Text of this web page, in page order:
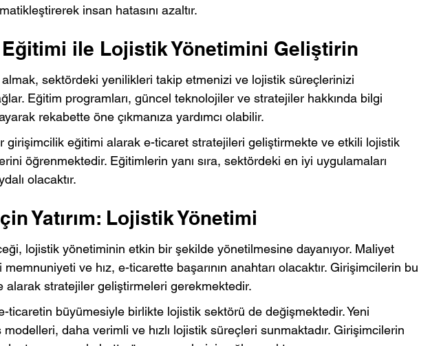
insan hatasını azaltır.
ile Lojistik Yönetimini Geliştirin
sektördeki yenilikleri takip etmenizi ve lojistik süreçlerinizi
Eğitim programları, güncel teknolojiler ve stratejiler hakkında bilgi
rekabette öne çıkmanıza yardımcı olabilir.
girişimcilik eğitimi alarak e-ticaret stratejileri geliştirmekte ve etkili lojistik
öğrenmektedir. Eğitimlerin yanı sıra, sektördeki en iyi uygulamaları
olacaktır.
Yatırım: Lojistik Yönetimi
lojistik yönetiminin etkin bir şekilde yönetilmesine dayanıyor. Maliyet
ve hız, e-ticarette başarının anahtarı olacaktır. Girişimcilerin bu
alarak stratejiler geliştirmeleri gerekmektedir.
ticaretin büyümesiyle birlikte lojistik sektörü de değişmektedir. Yeni
daha verimli ve hızlı lojistik süreçleri sunmaktadır. Girişimcilerin